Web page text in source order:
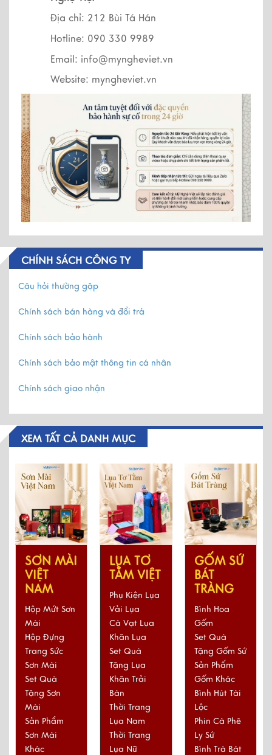
Địa chỉ: 212 Bùi Tá Hán
Hotline: 090 330 9989
Email: info@myngheviet.vn
Website: myngheviet.vn
CHÍNH SÁCH CÔNG TY
Câu hỏi thường gặp
Chính sách bán hàng và đổi trả
Chính sách bảo hành
Chính sách bảo mật thông tin cá nhân
Chính sách giao nhận
XEM TẤT CẢ DANH MỤC
SƠN MÀI
VIỆT
NAM
Hộp Mứt Sơn
Mài
Hộp Đựng
Trang Sức
Sơn Mài
Set Quà
Tặng Sơn
Mài
Sản Phẩm
Sơn Mài
Khác
LỤA TƠ
TẰM VIỆT
Phụ Kiện Lụa
Vải Lụa
Cà Vạt Lụa
Khăn Lụa
Set Quà
Tặng Lụa
Khăn Trải
Bàn
Thời Trang
Lụa Nam
Thời Trang
Lụa Nữ
GỐM SỨ
BÁT
TRÀNG
Bình Hoa
Gốm
Set Quà
Tặng Gốm Sứ
Sản Phấm
Gốm Khác
Bình Hút Tài
Lộc
Phin Cà Phê
Ly Sứ
Bình Trà Bát